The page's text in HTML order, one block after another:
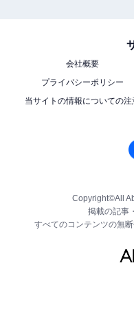
会社概要
プライバシーポリシー
当サイトの情報についての注
Copyright©All
掲載の記事
すべてのコンテンツの無